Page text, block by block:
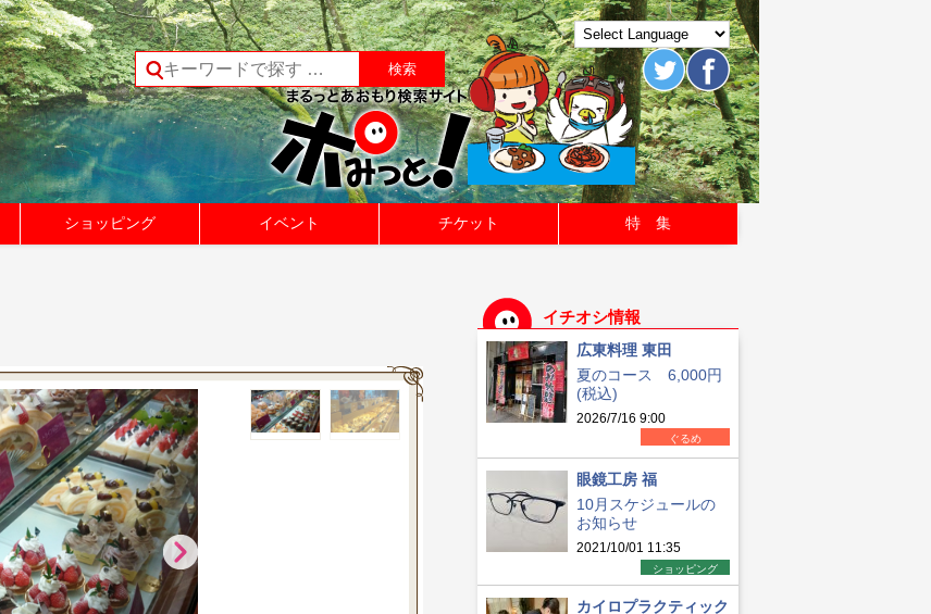
ショッピング イベント チケット 特 集
イチオシ情報
広東料理 東田
夏のコース 6,000円
(税込)
2026/7/16 9:00
ぐるめ
眼鏡工房 福
10月スケジュールの
お知らせ
2021/10/01 11:35
ショッピング
カイロプラクティック